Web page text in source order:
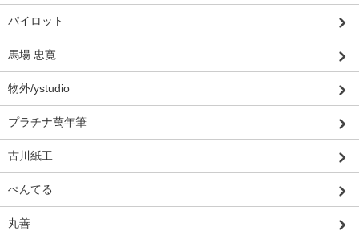
パイロット
馬場 忠寛
物外/ystudio
プラチナ萬年筆
古川紙工
ぺんてる
丸善